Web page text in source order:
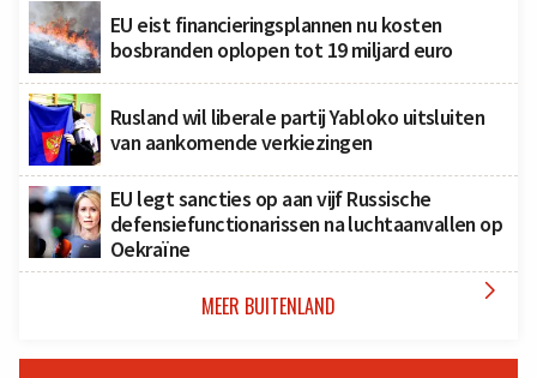
EU eist financieringsplannen nu kosten
bosbranden oplopen tot 19 miljard euro
Rusland wil liberale partij Yabloko uitsluiten
van aankomende verkiezingen
EU legt sancties op aan vijf Russische
defensiefunctionarissen na luchtaanvallen op
Oekraïne
MEER BUITENLAND 